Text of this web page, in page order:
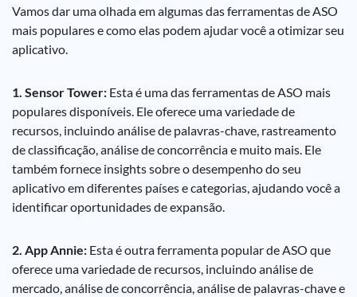
Vamos dar uma olhada em algumas das ferramentas de ASO
mais populares e como elas podem ajudar você a otimizar seu
aplicativo.
1. Sensor Tower: Esta é uma das ferramentas de ASO mais
populares disponíveis. Ele oferece uma variedade de
recursos, incluindo análise de palavras-chave, rastreamento
de classificação, análise de concorrência e muito mais. Ele
também fornece insights sobre o desempenho do seu
aplicativo em diferentes países e categorias, ajudando você a
identificar oportunidades de expansão.
2. App Annie: Esta é outra ferramenta popular de ASO que
oferece uma variedade de recursos, incluindo análise de
mercado, análise de concorrência, análise de palavras-chave e